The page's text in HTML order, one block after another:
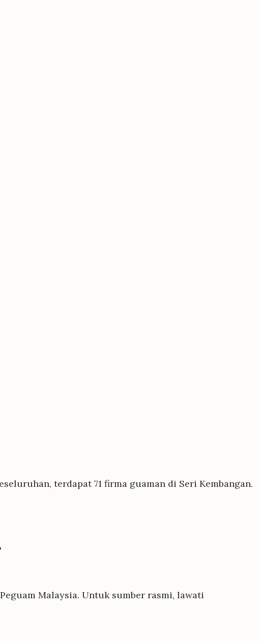
terdapat 71 firma guaman di Seri Kembangan.
Malaysia. Untuk sumber rasmi, lawati